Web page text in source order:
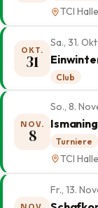
TCI
OKT.
31
Sa., 31.
Club
NOV.
8
So., 8.
Turniere
TCI
Fr., 13.